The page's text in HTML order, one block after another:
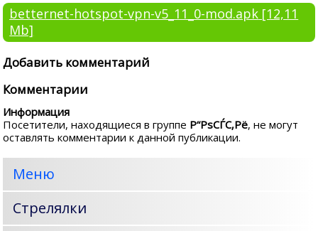
betternet-hotspot-vpn-v5_11_0-mod.apk [12,11
Mb]
Добавить комментарий
Комментарии
Информация
Посетители, находящиеся в группе Р“РѕСЃС‚Рё, не могут
оставлять комментарии к данной публикации.
Меню
Стрелялки